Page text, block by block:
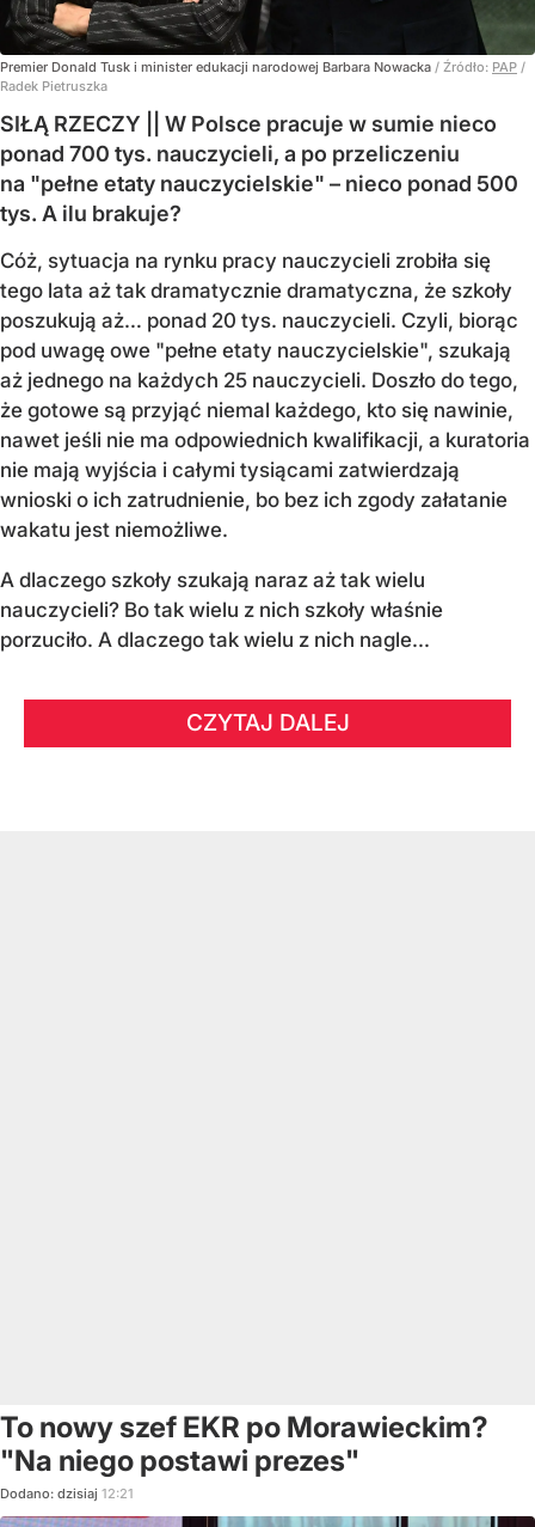
Premier Donald Tusk i minister edukacji narodowej Barbara Nowacka / Źródło: PAP /
Radek Pietruszka
SIŁĄ RZECZY || W Polsce pracuje w sumie nieco
ponad 700 tys. nauczycieli, a po przeliczeniu
na "pełne etaty nauczycielskie" – nieco ponad 500
tys. A ilu brakuje?
Cóż, sytuacja na rynku pracy nauczycieli zrobiła się
tego lata aż tak dramatycznie dramatyczna, że szkoły
poszukują aż… ponad 20 tys. nauczycieli. Czyli, biorąc
pod uwagę owe "pełne etaty nauczycielskie", szukają
aż jednego na każdych 25 nauczycieli. Doszło do tego,
że gotowe są przyjąć niemal każdego, kto się nawinie,
nawet jeśli nie ma odpowiednich kwalifikacji, a kuratoria
nie mają wyjścia i całymi tysiącami zatwierdzają
wnioski o ich zatrudnienie, bo bez ich zgody załatanie
wakatu jest niemożliwe.
A dlaczego szkoły szukają naraz aż tak wielu
nauczycieli? Bo tak wielu z nich szkoły właśnie
porzuciło. A dlaczego tak wielu z nich nagle...
CZYTAJ DALEJ
To nowy szef EKR po Morawieckim?
"Na niego postawi prezes"
Dodano: dzisiaj 12:21